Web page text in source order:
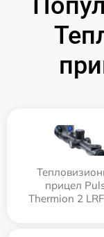
прицел
Thermion 2